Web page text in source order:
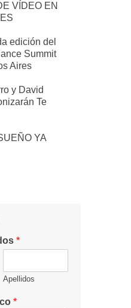
VÍDEO EN
edición del
Summit
Aires
y David
Te
YA
*
Apellidos
*